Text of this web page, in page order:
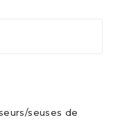
seuses de